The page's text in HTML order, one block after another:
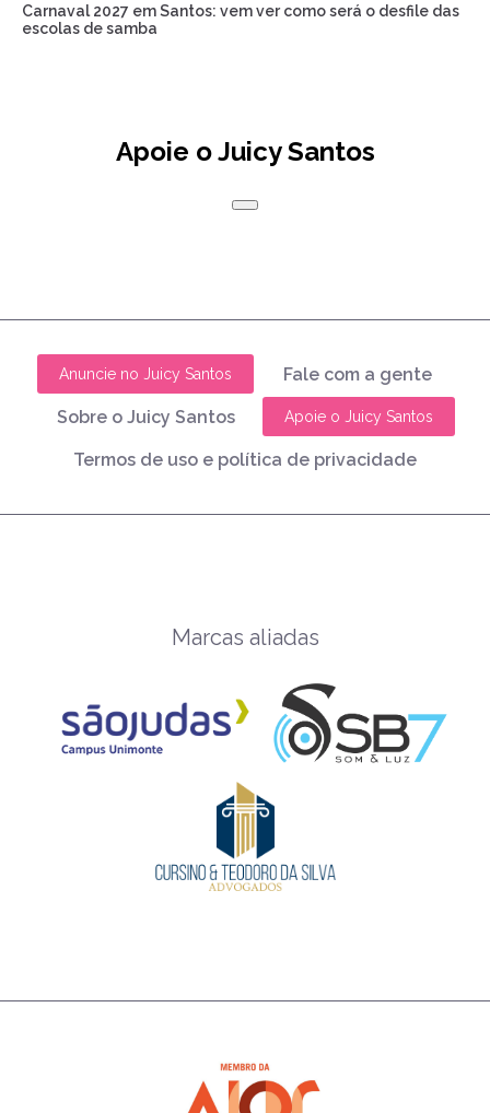
Carnaval 2027 em Santos: vem ver como será o desfile das
escolas de samba
Apoie o Juicy Santos
Anuncie no Juicy Santos Fale com a gente
Sobre o Juicy Santos Apoie o Juicy Santos
Termos de uso e política de privacidade
Marcas aliadas